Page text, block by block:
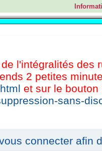
l'intégralités des
2 petites
et sur le bouton
sans-
connecter afin